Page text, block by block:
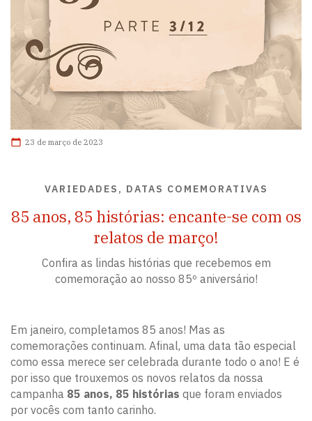
23 de março de 2023
VARIEDADES, DATAS COMEMORATIVAS
85 anos, 85 histórias: encante-se com os
relatos de março!
Confira as lindas histórias que recebemos em
comemoração ao nosso 85º aniversário!
Em janeiro, completamos 85 anos! Mas as
comemorações continuam. Afinal, uma data tão especial
como essa merece ser celebrada durante todo o ano! E é
por isso que trouxemos os novos relatos da nossa
campanha 85 anos, 85 histórias que foram enviados
por vocês com tanto carinho.